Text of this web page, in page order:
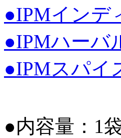
●IPMインデ
●IPMハーバ
●IPMスパイ
●内容量：1